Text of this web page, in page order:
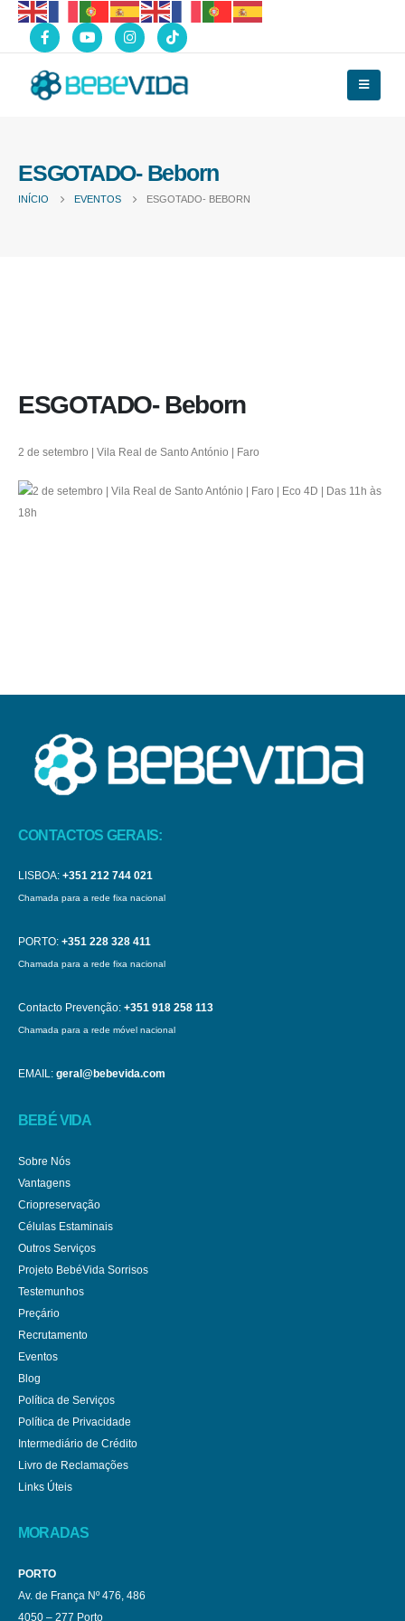
ESGOTADO- Beborn
INÍCIO EVENTOS ESGOTADO- BEBORN
ESGOTADO- Beborn
2 de setembro | Vila Real de Santo António | Faro
CONTACTOS GERAIS:
LISBOA: +351 212 744 021
Chamada para a rede fixa nacional
PORTO: +351 228 328 411
Chamada para a rede fixa nacional
Contacto Prevenção: +351 918 258 113
Chamada para a rede móvel nacional
EMAIL: geral@bebevida.com
BEBÉ VIDA
Sobre Nós
Vantagens
Criopreservação
Células Estaminais
Outros Serviços
Projeto BebéVida Sorrisos
Testemunhos
Preçário
Recrutamento
Eventos
Blog
Política de Serviços
Política de Privacidade
Intermediário de Crédito
Livro de Reclamações
Links Úteis
MORADAS
PORTO
Av. de França Nº 476, 486
4050 – 277 Porto